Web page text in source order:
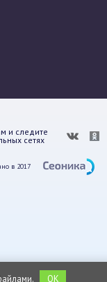
и следите
сетях
в 2017
OK